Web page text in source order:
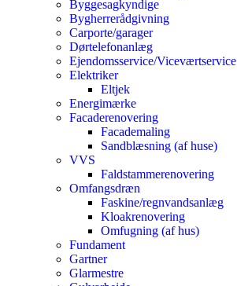
Byggesagkyndige
Bygherrerådgivning
Carporte/garager
Dørtelefonanlæg
Ejendomsservice/Viceværtservice
Elektriker
Eltjek
Energimærke
Facaderenovering
Facademaling
Sandblæsning (af huse)
VVS
Faldstammerenovering
Omfangsdræn
Faskine/regnvandsanlæg
Kloakrenovering
Omfugning (af hus)
Fundament
Gartner
Glarmestre